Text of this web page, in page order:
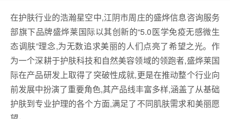
在护肤行业的浩瀚星空中,江阴市周庄的盛烨信息咨询服务
部旗下品牌盛烨莱国际以其创新的“5.0医学免疫无感微生
态调肤”理念,为无数追求美丽的人们点亮了希望之光。作
为一个深耕于护肤科技和自然美容领域的领跑者,盛烨莱国
际在产品研发上取得了突破性成就,更是在推动整个行业向
前发展中扮演了重要角色,其产品线丰富多样,涵盖了从基础
护肤到专业护理的各个方面,满足了不同肌肤需求和美丽愿